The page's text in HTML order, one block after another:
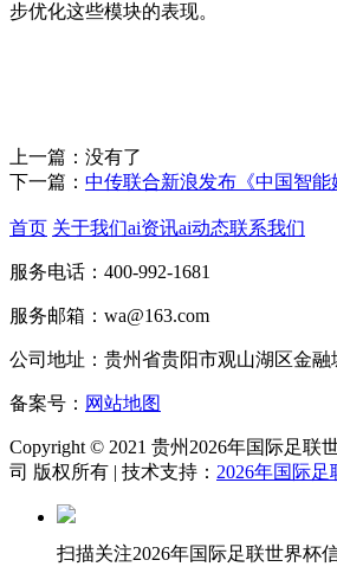
步优化这些模块的表现。
上一篇：没有了
下一篇： 中传联合新浪发布《中国智能
首页 关于我们ai资讯ai动态联系我们
服务电话：400-992-1681
服务邮箱：wa@163.com
公司地址：贵州省贵阳市观山湖区金
备案号： 网站地图
Copyright © 2021 贵州2026年国际足联
司 版权所有 | 技术支持： 2026年国际足
扫描关注2026年国际足联世界杯